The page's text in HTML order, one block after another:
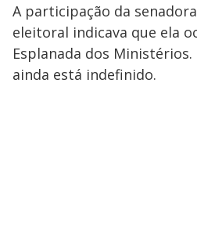
A participação da
eleitoral indicava que ela
Esplanada dos
ainda está indefinido.